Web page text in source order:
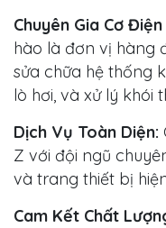
Chuyên Gia Cơ
hào là đơn vị hàng
sửa chữa hệ thống
lò hơi, và xử lý khói
Dịch Vụ Toàn Diện:
Z với đội ngũ
và trang thiết bị
Cam Kết Chất